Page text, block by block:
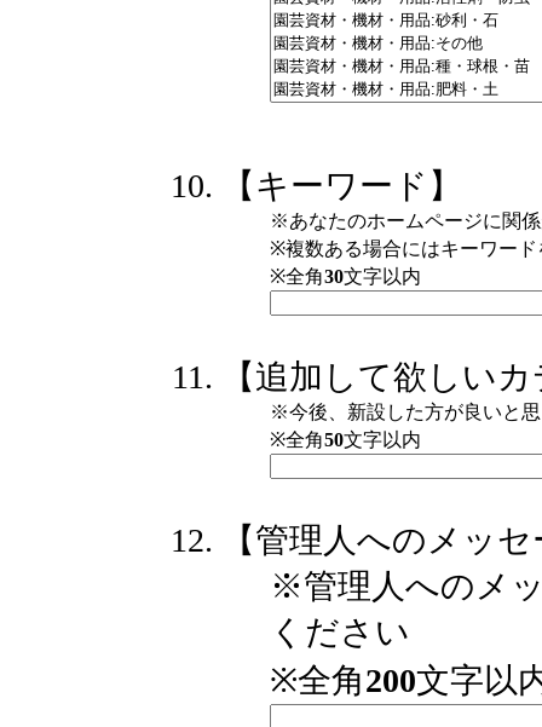
【キーワード】
※あなたのホームページに関
※複数ある場合にはキーワー
※全角30文字以内
【追加して欲しい
※今後、新設した方が良いと
※全角50文字以内
【管理人へのメッ
※管理人へのメ
ください
※全角200文字以